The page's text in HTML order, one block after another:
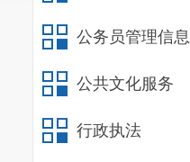
公务员管理信息
公共文化服务
行政执法